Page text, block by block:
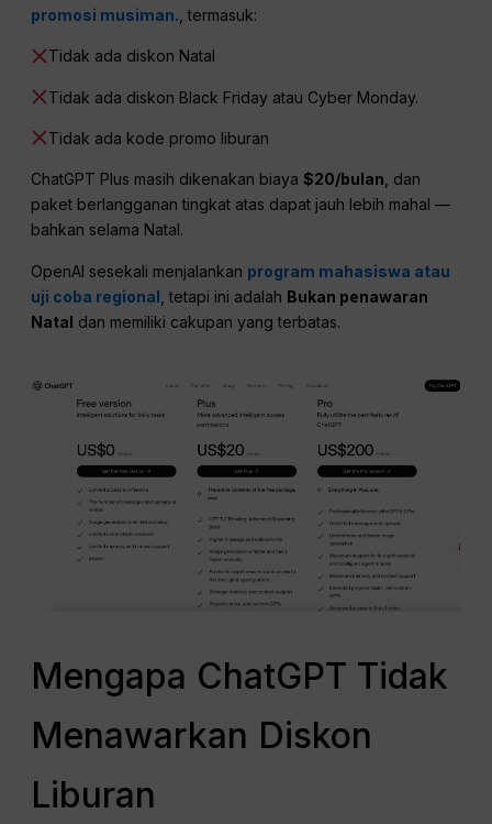
promosi musiman. , termasuk:
Tidak ada diskon Natal
Tidak ada diskon Black Friday atau Cyber Monday.
Tidak ada kode promo liburan
ChatGPT Plus masih dikenakan biaya$20/bulan, dan
paket berlangganan tingkat atas dapat jauh lebih mahal —
bahkan selama Natal.
OpenAI sesekali menjalankan program mahasiswa atau
uji coba regional , tetapi ini adalah Bukan penawaran
Natal dan memiliki cakupan yang terbatas.
Mengapa ChatGPT Tidak
Menawarkan Diskon
Liburan